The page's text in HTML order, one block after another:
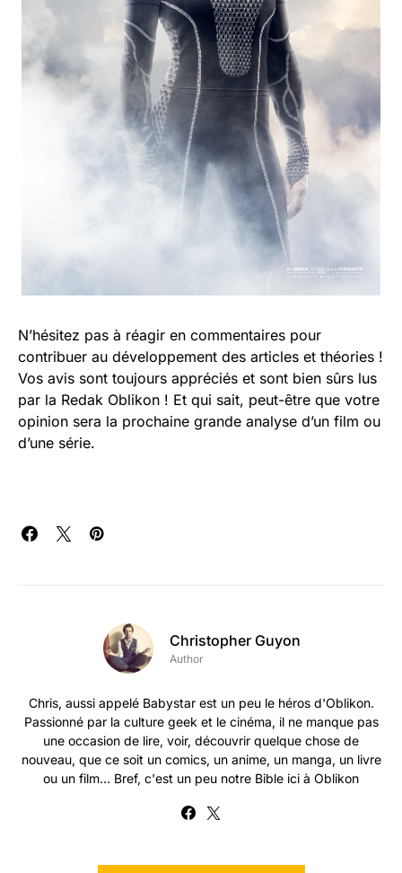
N’hésitez pas à réagir en commentaires pour
contribuer au développement des articles et théories !
Vos avis sont toujours appréciés et sont bien sûrs lus
par la Redak Oblikon ! Et qui sait, peut-être que votre
opinion sera la prochaine grande analyse d’un film ou
d’une série.
Christopher Guyon
Author
Chris, aussi appelé Babystar est un peu le héros d'Oblikon.
Passionné par la culture geek et le cinéma, il ne manque pas
une occasion de lire, voir, découvrir quelque chose de
nouveau, que ce soit un comics, un anime, un manga, un livre
ou un film... Bref, c'est un peu notre Bible ici à Oblikon